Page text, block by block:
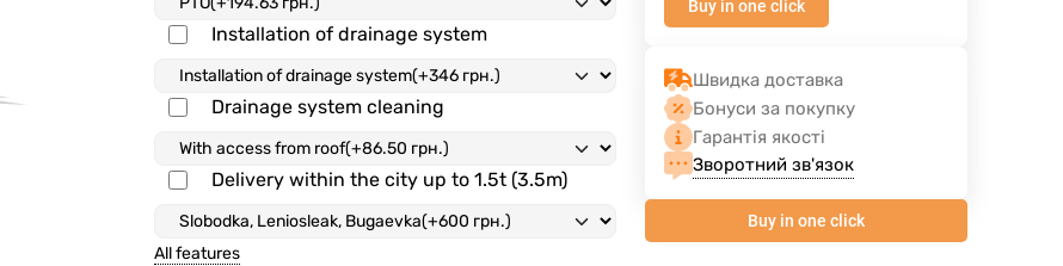
Installation of drainage system
Drainage system cleaning
Delivery within the city up to 1.5t (3.5m)
All features
Buy in one click
Швидка доставка
Бонуси за покупку
Гарантія якості
Зворотний зв'язок
Buy in one click